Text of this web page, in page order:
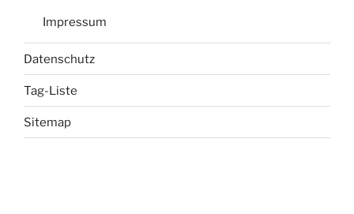
Impressum
Datenschutz
Tag-Liste
Sitemap